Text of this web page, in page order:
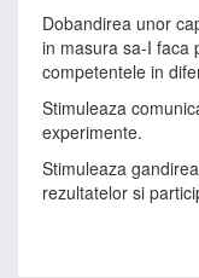
Dobandirea unor
in masura sa-I faca
competentele in
Stimuleaza
experimente.
Stimuleaza
rezultatelor si